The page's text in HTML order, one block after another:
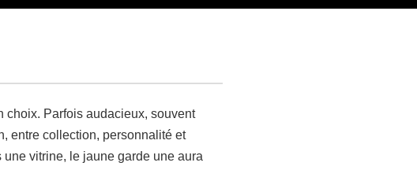
choix. Parfois audacieux, souvent
entre collection, personnalité et
vitrine, le jaune garde une aura